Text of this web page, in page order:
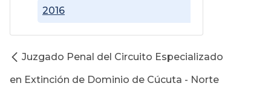
2016
Juzgado Penal del Circuito Especializado
en Extinción de Dominio de Cúcuta - Norte